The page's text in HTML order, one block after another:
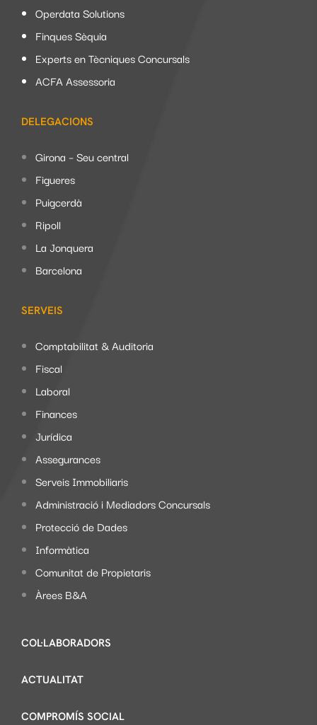
Operdata Solutions
Finques Sèquia
Experts en Tècniques Concursals
ACFA Assessoria
DELEGACIONS
Girona – Seu central
Figueres
Puigcerdà
Ripoll
La Jonquera
Barcelona
SERVEIS
Comptabilitat & Auditoria
Fiscal
Laboral
Finances
Jurídica
Assegurances
Serveis Immobiliaris
Administració i Mediadors Concursals
Protecció de Dades
Informàtica
Comunitat de Propietaris
Àrees B&A
COL·LABORADORS
ACTUALITAT
COMPROMÍS SOCIAL